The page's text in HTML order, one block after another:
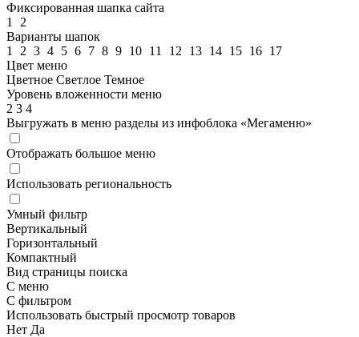
Фиксированная шапка сайта
1
2
Варианты шапок
1
2 3 4 5 6 7 8 9 10 11 12 13 14 15 16 17
Цвет меню
Цветное Светлое Темное
Уровень вложенности меню
2 3 4
Выгружать в меню разделы из инфоблока «Мегаменю»
Отображать большое меню
Использовать региональность
Умный фильтр
Вертикальный
Горизонтальный
Компактный
Вид страницы поиска
С меню
С фильтром
Использовать быстрый просмотр товаров
Нет Да